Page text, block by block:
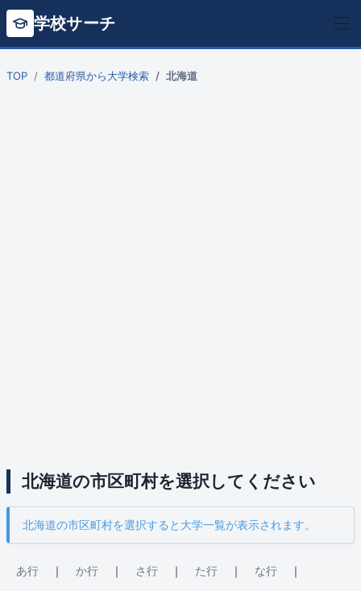
学校サーチ
TOP 都道府県から大学検索 北海道
北海道の市区町村を選択してください
北海道の市区町村を選択すると大学一覧が表示されます。
あ行 ｜ か行 ｜ さ行 ｜ た行 ｜ な行 ｜